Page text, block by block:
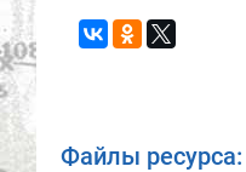
Файлы ресурса: